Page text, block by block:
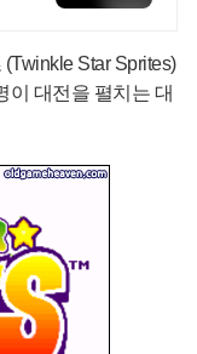
Star Sprites)
이 대전을 펼치는 대